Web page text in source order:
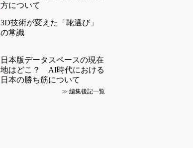
方について
3D技術が変えた「靴選び」
の常識
日本版データスペースの現在
地はどこ？ AI時代における
日本の勝ち筋について
≫ 編集後記一覧